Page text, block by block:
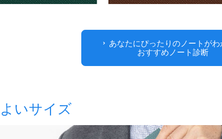
あなたにぴったりのノートがわ
おすすめノート診断
いサイズ